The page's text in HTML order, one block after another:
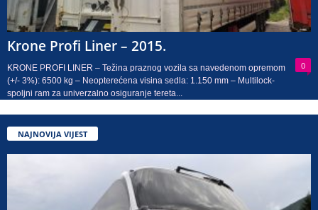
Krone Profi Liner – 2015.
0
KRONE PROFI LINER – Težina praznog vozila sa navedenom opremom
(+/- 3%): 6500 kg – Neopterećena visina sedla: 1.150 mm – Multilock-
spoljni ram za univerzalno osiguranje tereta...
NAJNOVIJA VIJEST